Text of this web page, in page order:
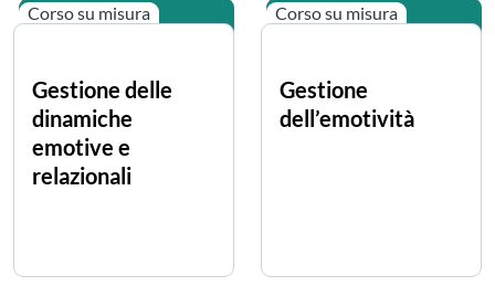
Corso su misura
Gestione delle
dinamiche
emotive e
relazionali
Corso su misura
Gestione
dell’emotività